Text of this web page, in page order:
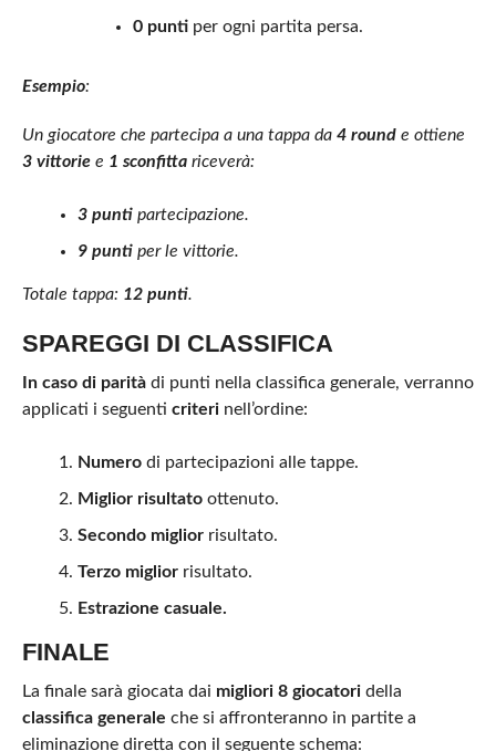
0 puntiper ogni partita persa.
Esempio:
Un giocatore che partecipa a una tappa da 4 rounde ottiene
3 vittoriee 1 sconfittariceverà:
3 puntipartecipazione.
9 puntiper le vittorie.
Totale tappa: 12 punti.
SPAREGGI DI CLASSIFICA
In caso di paritàdi punti nella classifica generale, verranno
applicati i seguenti criterinell’ordine:
Numerodi partecipazioni alle tappe.
Miglior risultatoottenuto.
Secondo migliorrisultato.
Terzo migliorrisultato.
Estrazione casuale.
FINALE
La finale sarà giocata dai migliori 8 giocatoridella
classifica generale che si affronteranno in partite a
eliminazione diretta con il seguente schema: